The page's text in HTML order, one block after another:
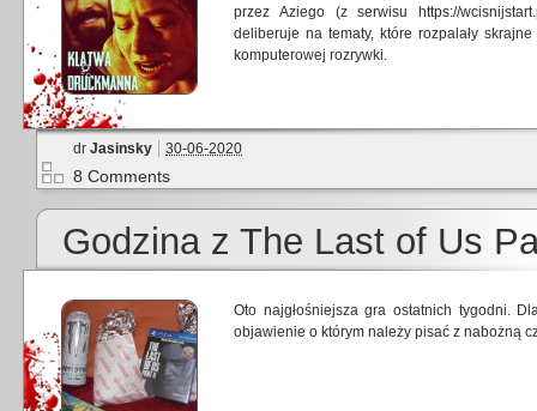
przez Aziego (z serwisu https://
deliberuje na tematy, które rozpalały
komputerowej rozrywki.
dr Jasinsky 30-06-2020
8 Comments
Godzina z The Last of Us
Oto najgłośniejsza gra ostatnich tygodni.
objawienie o którym należy pisać z nabożną